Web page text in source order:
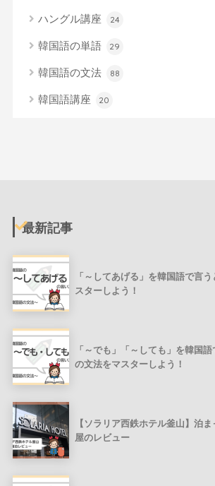
ハングル講座 24
韓国語の単語 29
韓国語の文法 88
韓国語講座 20
最新記事
「～してあげる」を韓国語で言
スターしよう！
「～でも」「～しても」を韓国語
の文法をマスターしよう！
【ソラリア西鉄ホテル釜山】泊
屋のレビュー